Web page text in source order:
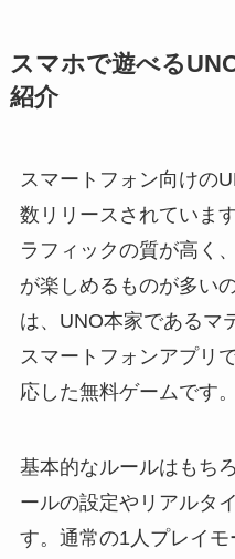
スマホで遊べる
紹介
スマートフォン向けの
数リリースされていま
ラフィックの質が高く
が楽しめるものが多い
は、UNO本家であるマ
スマートフォンアプリ
応した無料ゲームです。
基本的なルールはもち
ールの設定やリアルタ
す。通常の1人プレイ